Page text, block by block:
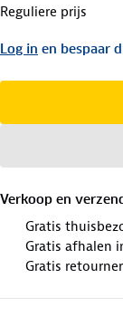
Reguliere prijs
Log in en bespaar
Verkoop en
Gratis
Gratis afhalen
Gratis